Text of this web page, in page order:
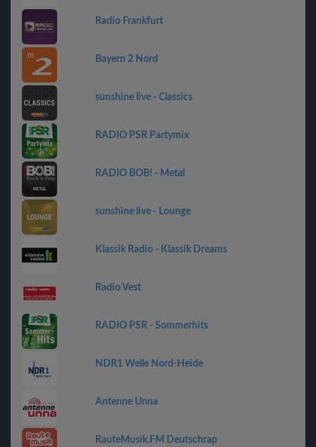
Radio Frankfurt
Bayern 2 Nord
sunshine live - Classics
RADIO PSR Partymix
RADIO BOB! - Metal
sunshine live - Lounge
Klassik Radio - Klassik Dreams
Radio Vest
RADIO PSR - Sommerhits
NDR1 Welle Nord-Heide
Antenne Unna
RauteMusik.FM Deutschrap